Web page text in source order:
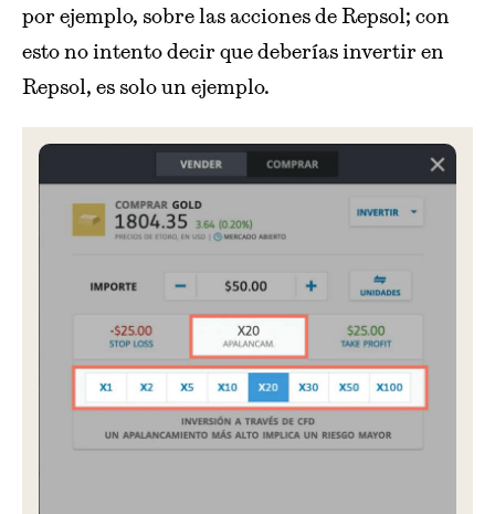
por ejemplo, sobre las acciones de Repsol; con
esto no intento decir que deberías invertir en
Repsol, es solo un ejemplo.